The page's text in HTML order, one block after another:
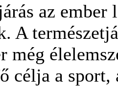
az ember
A
még
célja a sport,